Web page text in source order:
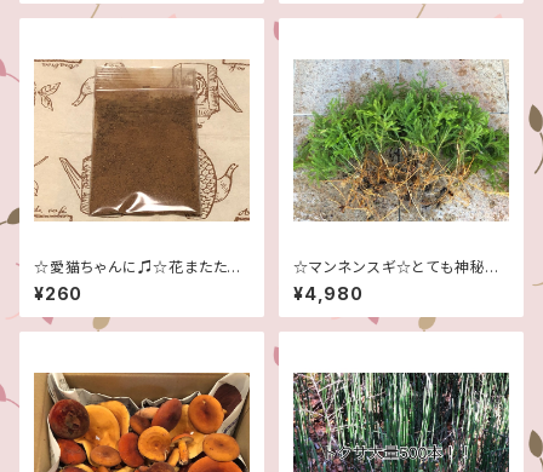
☆愛猫ちゃんに♫☆花またたび
の実粉末タイプ(木天寥)☆
¥260
☆マンネンスギ☆とても神秘的
です！☆５０本大量セット！！☆
¥4,980